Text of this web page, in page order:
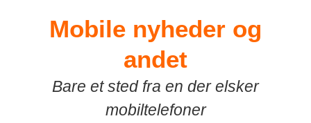
Mobile nyheder og
andet
Bare et sted fra en der elsker
mobiltelefoner